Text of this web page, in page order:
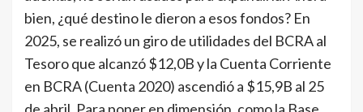
bien, ¿qué destino le dieron a esos fondos? En
2025, se realizó un giro de utilidades del BCRA al
Tesoro que alcanzó $12,0B y la Cuenta Corriente
en BCRA (Cuenta 2020) ascendió a $15,9B al 25